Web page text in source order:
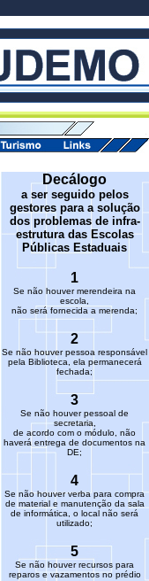
Decálogo
a ser seguido pelos
gestores para a solução
dos problemas de infra-
estrutura das Escolas
Públicas Estaduais
1
Se não houver merendeira na
escola,
não será fornecida a merenda;
2
Se não houver pessoa responsável
pela Biblioteca, ela permanecerá
fechada;
3
Se não houver pessoal de
secretaria,
de acordo com o módulo, não
haverá entrega de documentos na
DE;
4
Se não houver verba para compra
de material e manutenção da sala
de informática, o local não será
utilizado;
5
Se não houver recursos para
reparos e vazamentos no prédio